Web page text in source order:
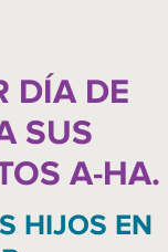
DÍA DE
SUS
A-HA.
HIJOS EN